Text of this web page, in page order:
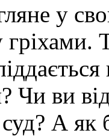
у
Чи ви
А як